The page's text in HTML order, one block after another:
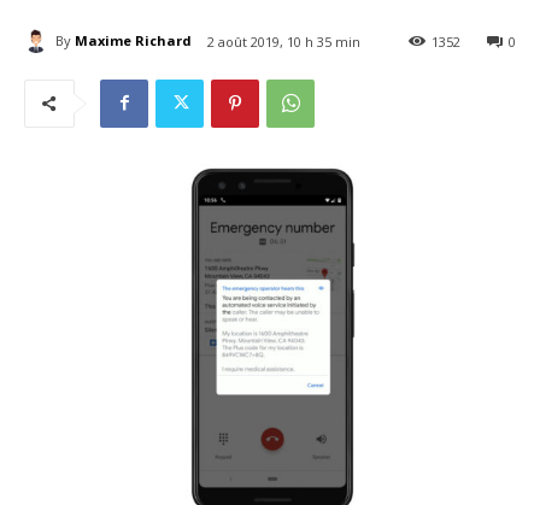
By Maxime Richard 2 août 2019, 10 h 35 min 0
1352